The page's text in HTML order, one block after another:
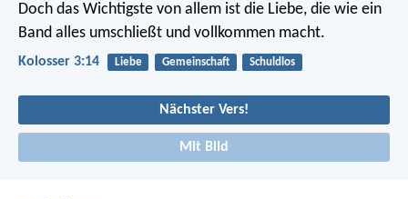
Doch das Wichtigste von allem ist die Liebe, die wie ein
Band alles umschließt und vollkommen macht.
Kolosser 3:14 Liebe Gemeinschaft Schuldlos
Nächster Vers!
Mit Bild